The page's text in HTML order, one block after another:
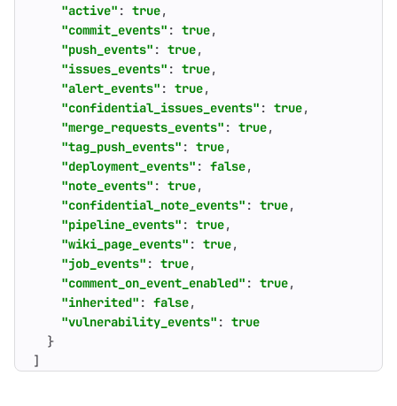
"active" : true,
"commit_events" : true,
"push_events" : true,
"issues_events" : true,
"alert_events" : true,
"confidential_issues_events" : true,
"merge_requests_events" : true,
"tag_push_events" : true,
"deployment_events" : false,
"note_events" : true,
"confidential_note_events" : true,
"pipeline_events" : true,
"wiki_page_events" : true,
"job_events" : true,
"comment_on_event_enabled" : true,
"inherited" : false,
"vulnerability_events" : true
}
]